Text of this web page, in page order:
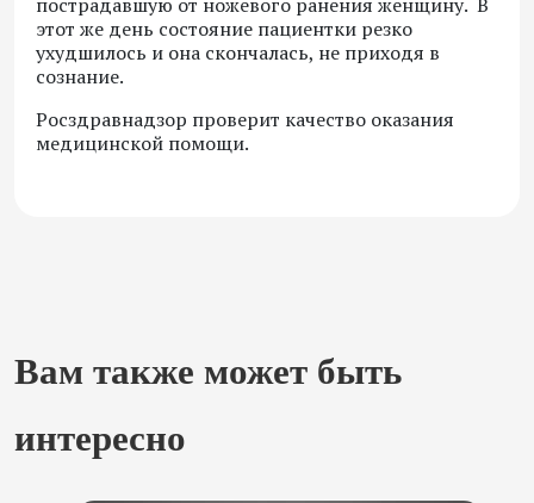
этот же день состояние пациентки резко
ухудшилось и она скончалась, не приходя в
сознание.
Росздравнадзор проверит качество оказания
медицинской помощи.
Вам также может быть
интересно